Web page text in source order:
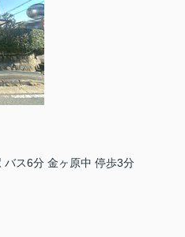
バス6分 金ヶ原中 停歩3分